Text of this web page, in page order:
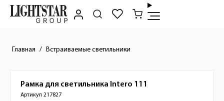
Главная Встраиваемые светильники
Краткое описание товара
Рамка для светильника Intero 111
Артикул 217827